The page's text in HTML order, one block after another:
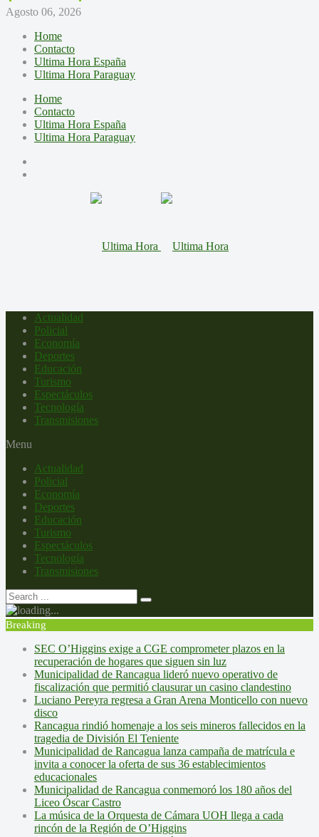
Agosto 06, 2026
Home
Contacto
Ultima Hora España
Ultima Hora Paraguay
Home
Contacto
Ultima Hora España
Ultima Hora Paraguay
Actualidad
Policial
Economía
Deportes
Educación
Turismo
Espectáculos
Tecnología
Transmisiones
Menu
Actualidad
Policial
Economía
Deportes
Educación
Turismo
Espectáculos
Tecnología
Transmisiones
Breaking
SEC O’Higgins exige a CGE comprometer plazos en la
recuperación de hogares que siguen sin luz
Municipalidad de Rancagua lideró nuevo operativo de
fiscalización que permitió clausurar un casino clandestino
Luciano Pereyra regresa a Gran Arena Monticello con nuevo
disco
Rancagua rindió homenaje a los seis mineros fallecidos en la
tragedia de División El Teniente
Municipalidad de Rancagua lanza campaña de matrícula e
invita a conocer la oferta de sus 36 establecimientos
educacionales
Municipalidad de Rancagua conmemoró los 180 años del
Liceo Óscar Castro
La música de la Orquesta de Cámara UOH llega a cada
rincón de la Región de O’Higgins